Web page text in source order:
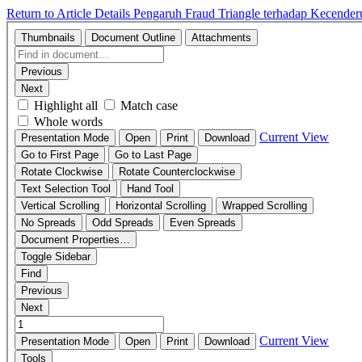
Return to Article Details Pengaruh Fraud Triangle terhadap